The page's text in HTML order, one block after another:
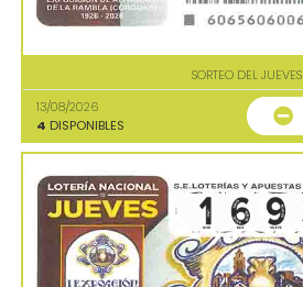
SORTEO DEL JUEVES
13/08/2026
4 DISPONIBLES